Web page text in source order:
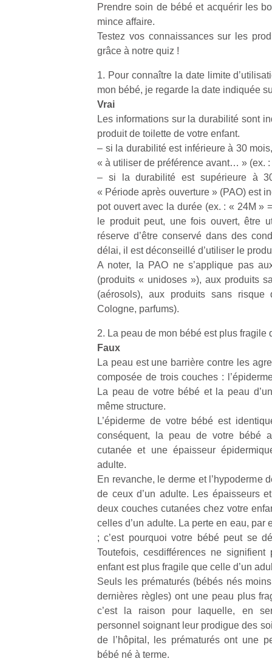
Prendre soin de bébé et acquérir les
mince affaire.
Testez vos connaissances sur les
grâce à notre quiz !
1. Pour connaître la date limite
mon bébé, je regarde la date indiquée
Vrai
Les informations sur la durabilité sont
produit de toilette de votre enfant.
– si la durabilité est inférieure à 30
« à utiliser de préférence avant… » (ex.
– si la durabilité est supérieure à
« Période après ouverture » (PAO) est
pot ouvert avec la durée (ex. : « 24M »
le produit peut, une fois ouvert, être
réserve d’être conservé dans des
délai, il est déconseillé d’utiliser le
A noter, la PAO ne s’applique pas
(produits « unidoses »), aux produits
(aérosols), aux produits sans risque
Cologne, parfums).
2. La peau de mon bébé est plus fragile
Faux
La peau est une barrière contre les
composée de trois couches :
La peau de votre bébé et la peau
même structure.
L’épiderme de votre bébé est
conséquent, la peau de votre bébé
cutanée et une épaisseur
adulte.
En revanche, le derme et l’hypoderme
de ceux d’un adulte. Les épaisseurs
deux couches cutanées chez votre
celles d’un adulte. La perte en eau, par
; c’est pourquoi votre bébé peut se
Toutefois, cesdifférences ne
enfant est plus fragile que celle d’un
Seuls les prématurés (bébés nés
dernières règles) ont une peau plus
c’est la raison pour laquelle, en
personnel soignant leur prodigue des
de l’hôpital, les prématurés ont une
bébé né à terme.